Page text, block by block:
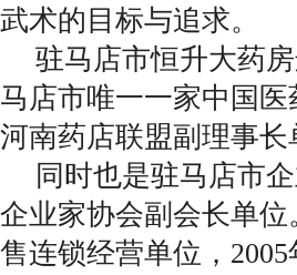
武术的目标与追求。
驻马店市恒升大药
马店市唯一一家中国
河南药店联盟副理事长
同时也是驻马店市
企业家协会副会长单
售连锁经营单位，